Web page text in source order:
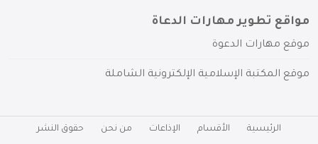
مواقع تطوير مهارات الدعاة
موقع مهارات الدعوة
موقع المكتبة الإسلامية الإلكترونية الشاملة
الرئيسية الأقسام الإذاعات من نحن حقوق النشر